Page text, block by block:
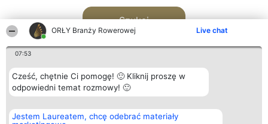
ORŁY Branży Rowerowej Live chat
07:53
Cześć, chętnie Ci pomogę! 🙂 Kliknij proszę w
odpowiedni temat rozmowy! 🙂
Jestem Laureatem, chcę odebrać materiały
Szukaj
Organizator plebiscytu
Bright Side Solutions sp. z o.
Plebiscyt
Laureaci
Kontakt
Kontakt